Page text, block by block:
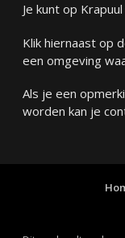
Je kunt op
Klik hiernaast op
een omgeving
Als je een
worden kan je